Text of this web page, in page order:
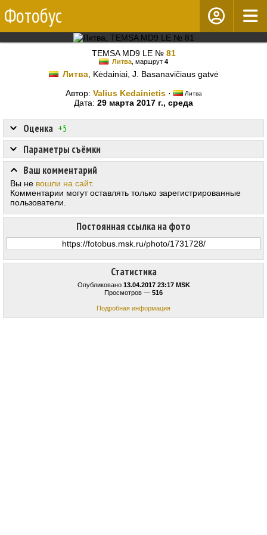
Фотобус
TEMSA MD9 LE № 81
Литва , маршрут 4
Литва, Kėdainiai, J. Basanavičiaus gatvė
Автор: Valius Kedainietis· Литва
Дата: 29 марта 2017 г., среда
Статистика
Опубликовано 13.04.2017 23:17 MSK
Просмотров — 516
Подробная информация
Оценка +5
Постоянная ссылка на фото
Параметры съёмки
Ваш комментарий
Вы не вошли на сайт.
Комментарии могут оставлять только зарегистрированные
пользователи.